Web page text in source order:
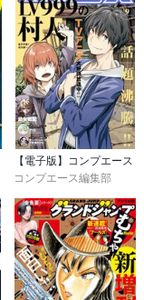
【電子版】コンプエース
コンプエース編集部